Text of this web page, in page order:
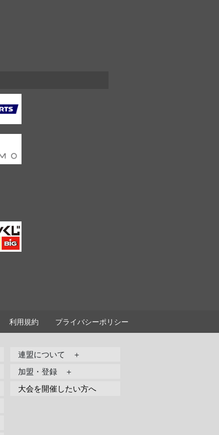
利用規約 プライバシーポリシー
連盟について ＋
加盟・登録 ＋
大会を開催したい方へ